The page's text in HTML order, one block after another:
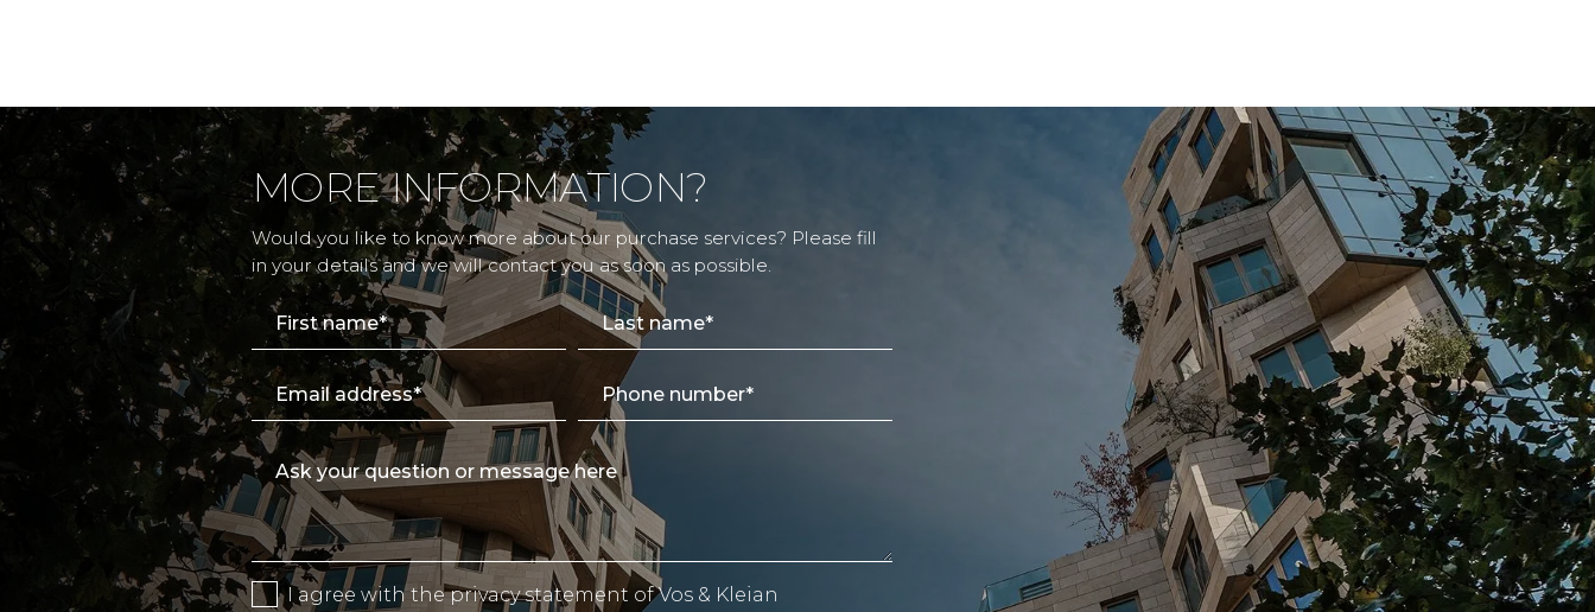
MORE INFORMATION?
Would you like to know more about our purchase services? Please fill
in your details and we will contact you as soon as possible.
I agree with theprivacy statement of Vos & Kleian